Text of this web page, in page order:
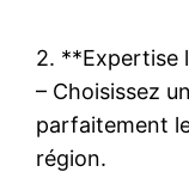
2. **Expertise
– Choisissez
parfaitement
région.